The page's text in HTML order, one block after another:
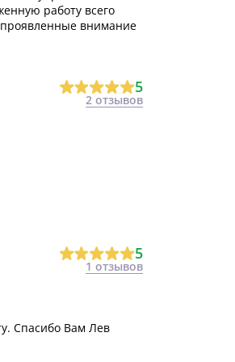
работу всего
внимание
5
2 отзывов
5
1 отзывов
Спасибо Вам Лев